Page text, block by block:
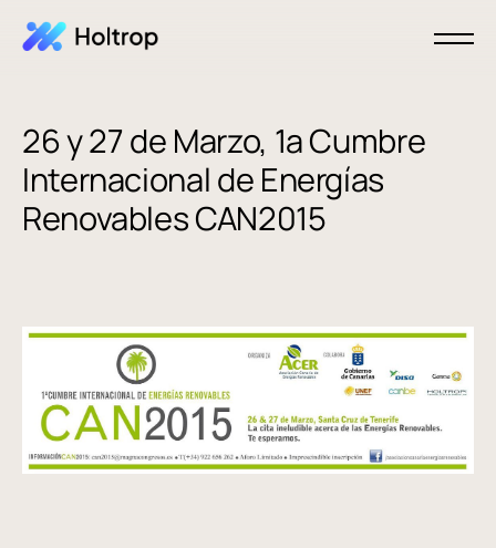
26 y 27 de Marzo, 1a Cumbre
Internacional de Energías
Renovables CAN2015